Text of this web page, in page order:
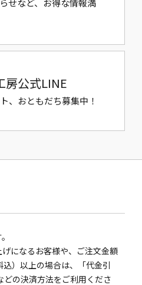
房公式LINE
、おともだち募集中！
になるお客様や、ご注文金額
）以上の場合は、「代金引
の決済方法をご利用くださ